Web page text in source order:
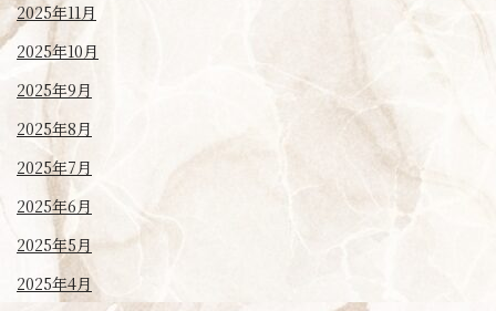
2025年11月
2025年10月
2025年9月
2025年8月
2025年7月
2025年6月
2025年5月
2025年4月